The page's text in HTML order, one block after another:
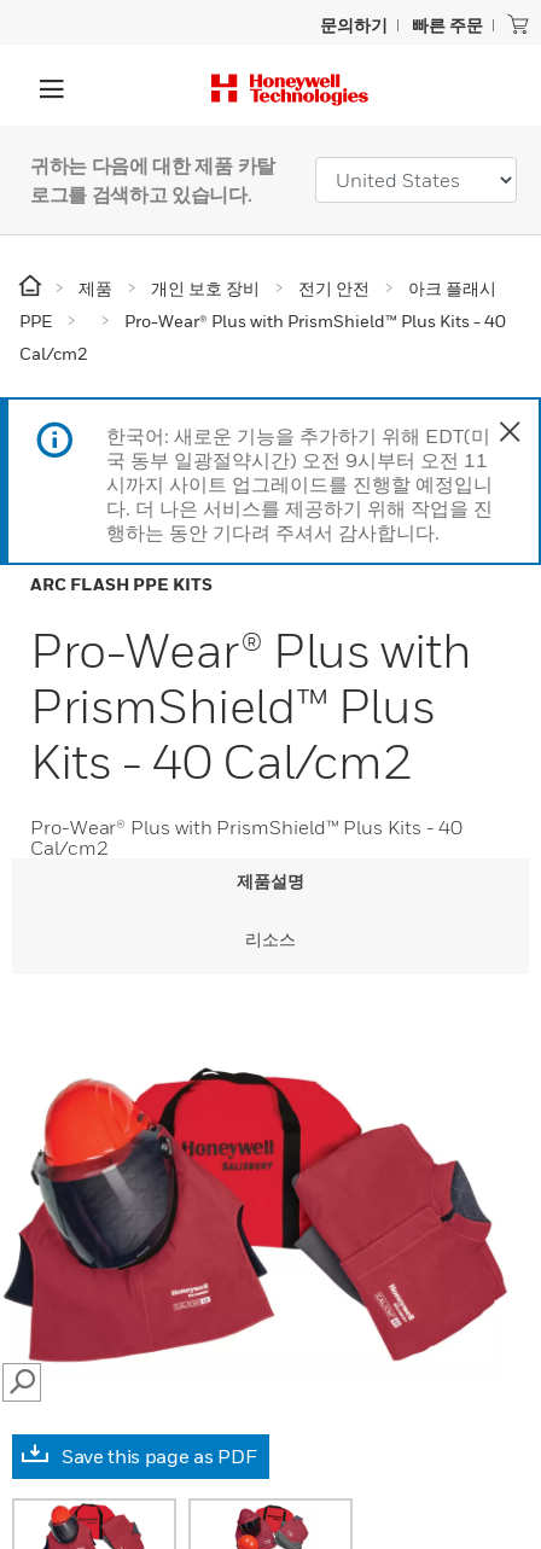
문의하기 빠른 주문
귀하는 다음에 대한 제품 카탈
로그를 검색하고 있습니다.
제품 개인 보호 장비 전기 안전
아크 플래시
PPE
Pro-Wear® Plus with PrismShield™ Plus Kits - 40
Cal/cm2
한국어: 새로운 기능을 추가하기 위해 EDT(미
국 동부 일광절약시간) 오전 9시부터 오전 11
시까지 사이트 업그레이드를 진행할 예정입니
다. 더 나은 서비스를 제공하기 위해 작업을 진
행하는 동안 기다려 주셔서 감사합니다.
ARC FLASH PPE KITS
Pro-Wear® Plus with
PrismShield™ Plus
Kits - 40 Cal/cm2
Pro-Wear® Plus with PrismShield™ Plus Kits - 40
Cal/cm2
제품설명
리소스
SEARCH
Save this page as PDF